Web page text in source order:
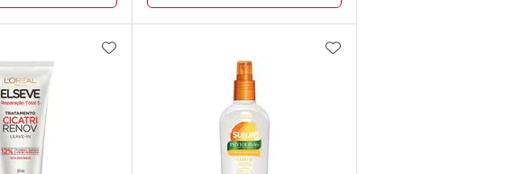
FECHAR
FECHAR FECHAR
Laboratório
FECHAR
Por Menos
ADICIONAR AOS FAVORITOS ADICIONAR AOS